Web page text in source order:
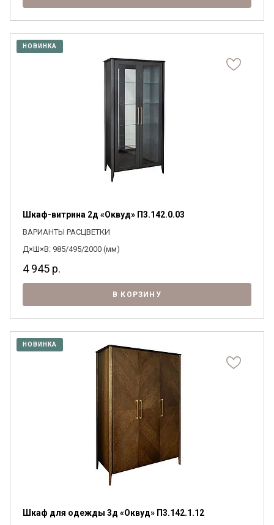
Я ознакомлен сПолитикой
согласен на их обработку.
НОВИНКА
Шкаф-витрина 2д «Оквуд» П3.142.0.03
ВАРИАНТЫ РАСЦВЕТКИ
Д×Ш×В: 985/495/2000 (мм)
4 945 р.
В КОРЗИНУ
НОВИНКА
Шкаф для одежды 3д «Оквуд» П3.142.1.12